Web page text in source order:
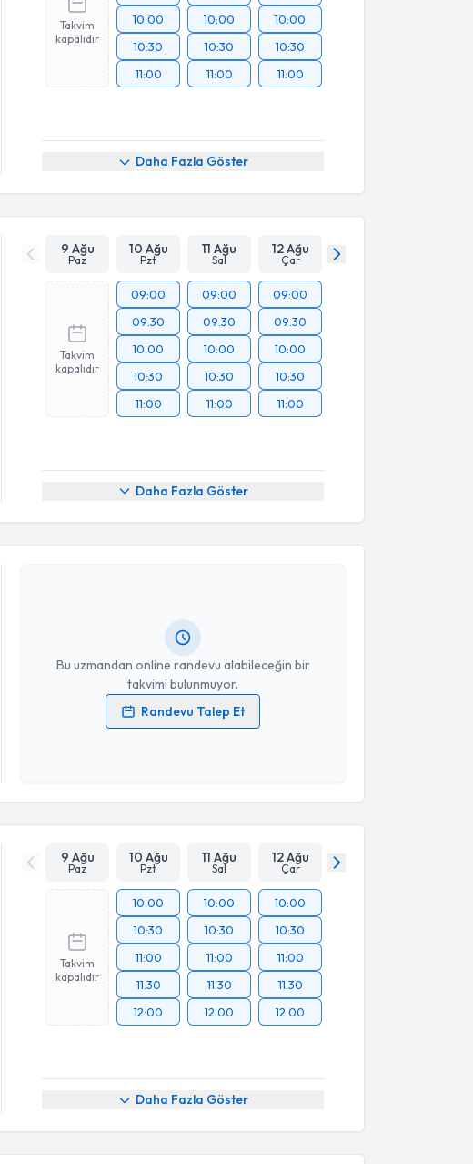
Takvim
kapalıdır
10:00
10:30
11:00
10:00
10:30
11:00
10:00
10:30
11:00
Daha Fazla Göster
9 Ağu
Paz
10 Ağu
Pzt
11 Ağu
Sal
12 Ağu
Çar
Takvim
kapalıdır
09:00
09:30
10:00
10:30
11:00
09:00
09:30
10:00
10:30
11:00
09:00
09:30
10:00
10:30
11:00
Daha Fazla Göster
Bu uzmandan online randevu alabileceğin bir
takvimi bulunmuyor.
Randevu Talep Et
Randevu Takvimi Talebi
Prof. Dr. Ömer Günal
Kişisel verilerimin işlenmesine ilişkinAydınlatma Metni
Takvim Talebini Gönder
9 Ağu
Paz
10 Ağu
Pzt
11 Ağu
Sal
12 Ağu
Çar
Takvim
kapalıdır
10:00
10:30
11:00
11:30
12:00
10:00
10:30
11:00
11:30
12:00
10:00
10:30
11:00
11:30
12:00
Daha Fazla Göster
Randevu Takvimi Talebi